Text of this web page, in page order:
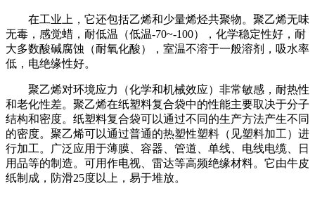
在工业上，它还包括乙烯和少量烯烃共聚物。聚乙烯无味
无毒，感觉蜡，耐低温（低温-70~-100），化学稳定性好，耐
大多数酸碱腐蚀（耐氧化酸），室温不溶于一般溶剂，吸水率
低，电绝缘性好。
聚乙烯对环境应力（化学和机械效应）非常敏感，耐热性
和老化性差。聚乙烯在纸塑料复合袋中的性能主要取决于分子
结构和密度。纸塑料复合袋可以通过不同的生产方法产生不同
的密度。聚乙烯可以通过普通的热塑性塑料（见塑料加工）进
行加工。广泛应用于薄膜、容器、管道、单线、电线电缆、日
用品等的制造。可用作电视、雷达等高频绝缘材料。它由牛皮
纸制成，防滑25度以上，易于堆放。